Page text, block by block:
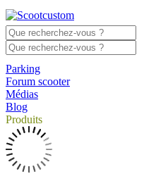
Parking
Forum scooter
Médias
Blog
Produits